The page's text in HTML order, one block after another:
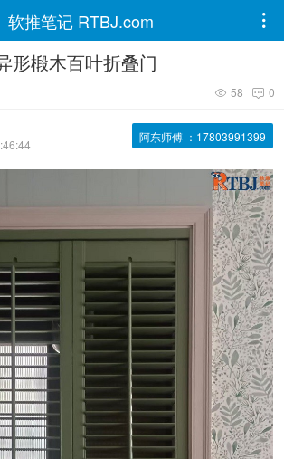
软推笔记 RTBJ.com 
形椴木百叶折叠门
 0
 58
阿东师傅 ：17803991399